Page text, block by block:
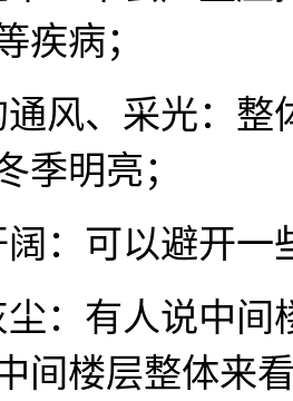
疾病；
风、采光：整
季明亮；
：可以避开一
：有人说中间
间楼层整体来